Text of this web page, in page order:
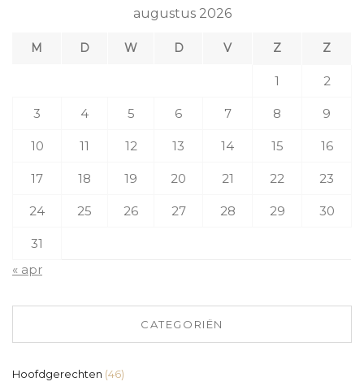
augustus 2026
M D W D V Z Z
1 2
3 4 5 6 7 8 9
10 11 12 13 14 15 16
17 18 19 20 21 22 23
24 25 26 27 28 29 30
31
« apr
CATEGORIËN
Hoofdgerechten (46)